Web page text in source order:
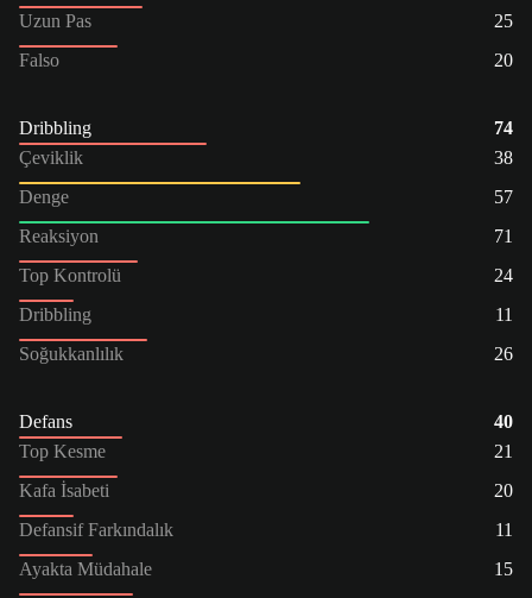
Uzun Pas
25
Falso
20
Dribbling
74
Çeviklik
38
Denge
57
Reaksiyon
71
Top Kontrolü
24
Dribbling
11
Soğukkanlılık
26
Defans
40
Top Kesme
21
Kafa İsabeti
20
Defansif Farkındalık
11
Ayakta Müdahale
15